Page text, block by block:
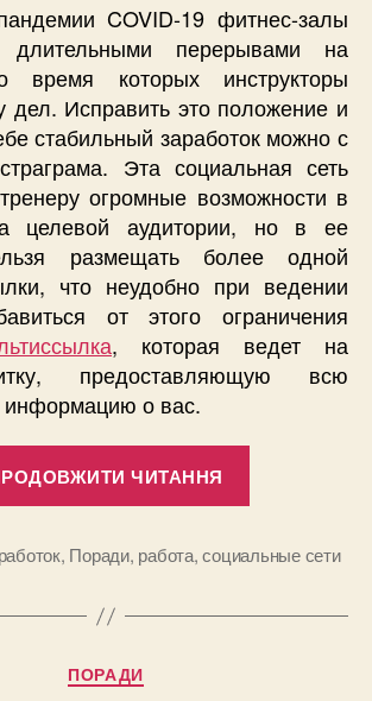
COVID-19 фитнес-залы
перерывами на
время которых инструкторы
дел. Исправить это положение и
стабильный заработок можно с
Эта социальная сеть
огромные возможности в
целевой аудитории, но в ее
размещать более одной
что неудобно при ведении
от этого ограничения
, которая ведет на
предоставляющую всю
о вас.
ЧИТАННЯ
помощью
, Поради, работа,социальные сети
Категорії
ПОРАДИ